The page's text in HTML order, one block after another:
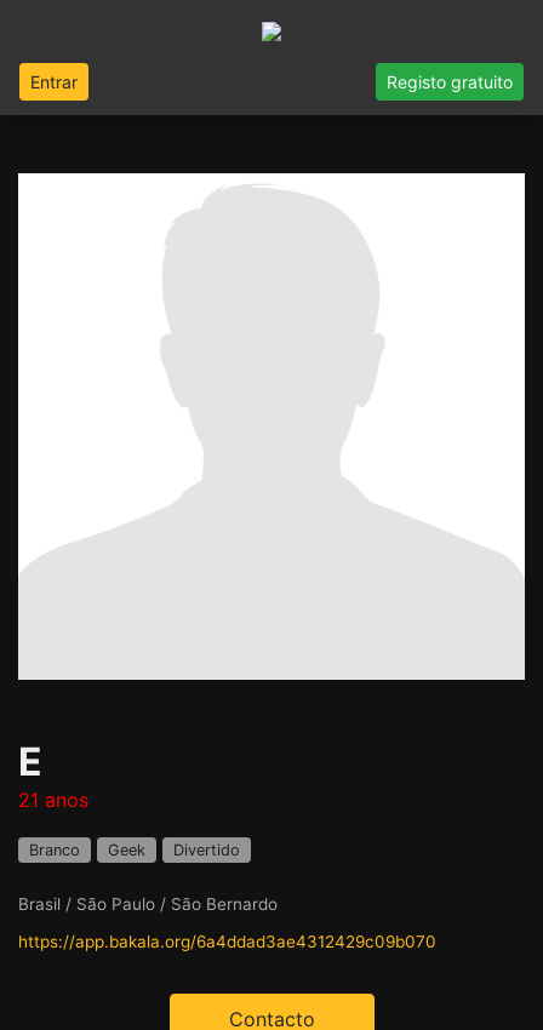
Entrar Registo gratuito
E
21 anos
Branco Geek Divertido
Brasil / São Paulo / São Bernardo
https://app.bakala.org/6a4ddad3ae4312429c09b070
Contacto